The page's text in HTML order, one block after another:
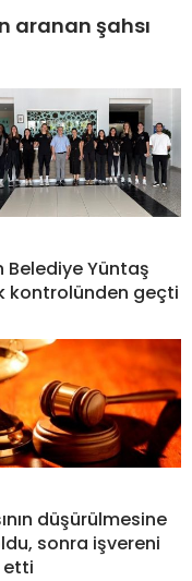
aranan şahsı
Belediye Yüntaş
kontrolünden geçti
düşürülmesine
sonra işvereni
etti